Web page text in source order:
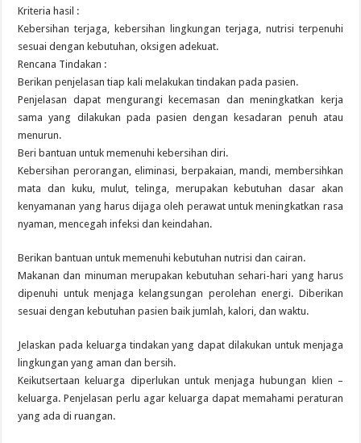
Kriteria hasil :
Kebersihan terjaga, kebersihan lingkungan terjaga, nutrisi terpenuhi
sesuai dengan kebutuhan, oksigen adekuat.
Rencana Tindakan :
Berikan penjelasan tiap kali melakukan tindakan pada pasien.
Penjelasan dapat mengurangi kecemasan dan meningkatkan kerja
sama yang dilakukan pada pasien dengan kesadaran penuh atau
menurun.
Beri bantuan untuk memenuhi kebersihan diri.
Kebersihan perorangan, eliminasi, berpakaian, mandi, membersihkan
mata dan kuku, mulut, telinga, merupakan kebutuhan dasar akan
kenyamanan yang harus dijaga oleh perawat untuk meningkatkan rasa
nyaman, mencegah infeksi dan keindahan.
Berikan bantuan untuk memenuhi kebutuhan nutrisi dan cairan.
Makanan dan minuman merupakan kebutuhan sehari-hari yang harus
dipenuhi untuk menjaga kelangsungan perolehan energi. Diberikan
sesuai dengan kebutuhan pasien baik jumlah, kalori, dan waktu.
Jelaskan pada keluarga tindakan yang dapat dilakukan untuk menjaga
lingkungan yang aman dan bersih.
Keikutsertaan keluarga diperlukan untuk menjaga hubungan klien –
keluarga. Penjelasan perlu agar keluarga dapat memahami peraturan
yang ada di ruangan.